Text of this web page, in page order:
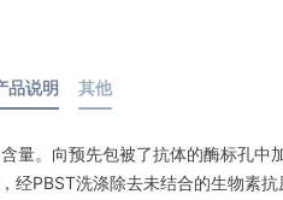
品说明
其他
量。向预先包被了抗体的酶标孔中
PBST洗涤除去未结合的生物素